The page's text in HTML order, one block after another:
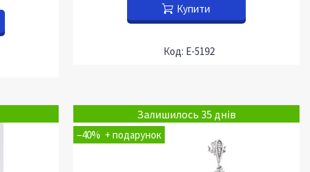
Купити
Е-5192
Залишилось 35 днів
–40%